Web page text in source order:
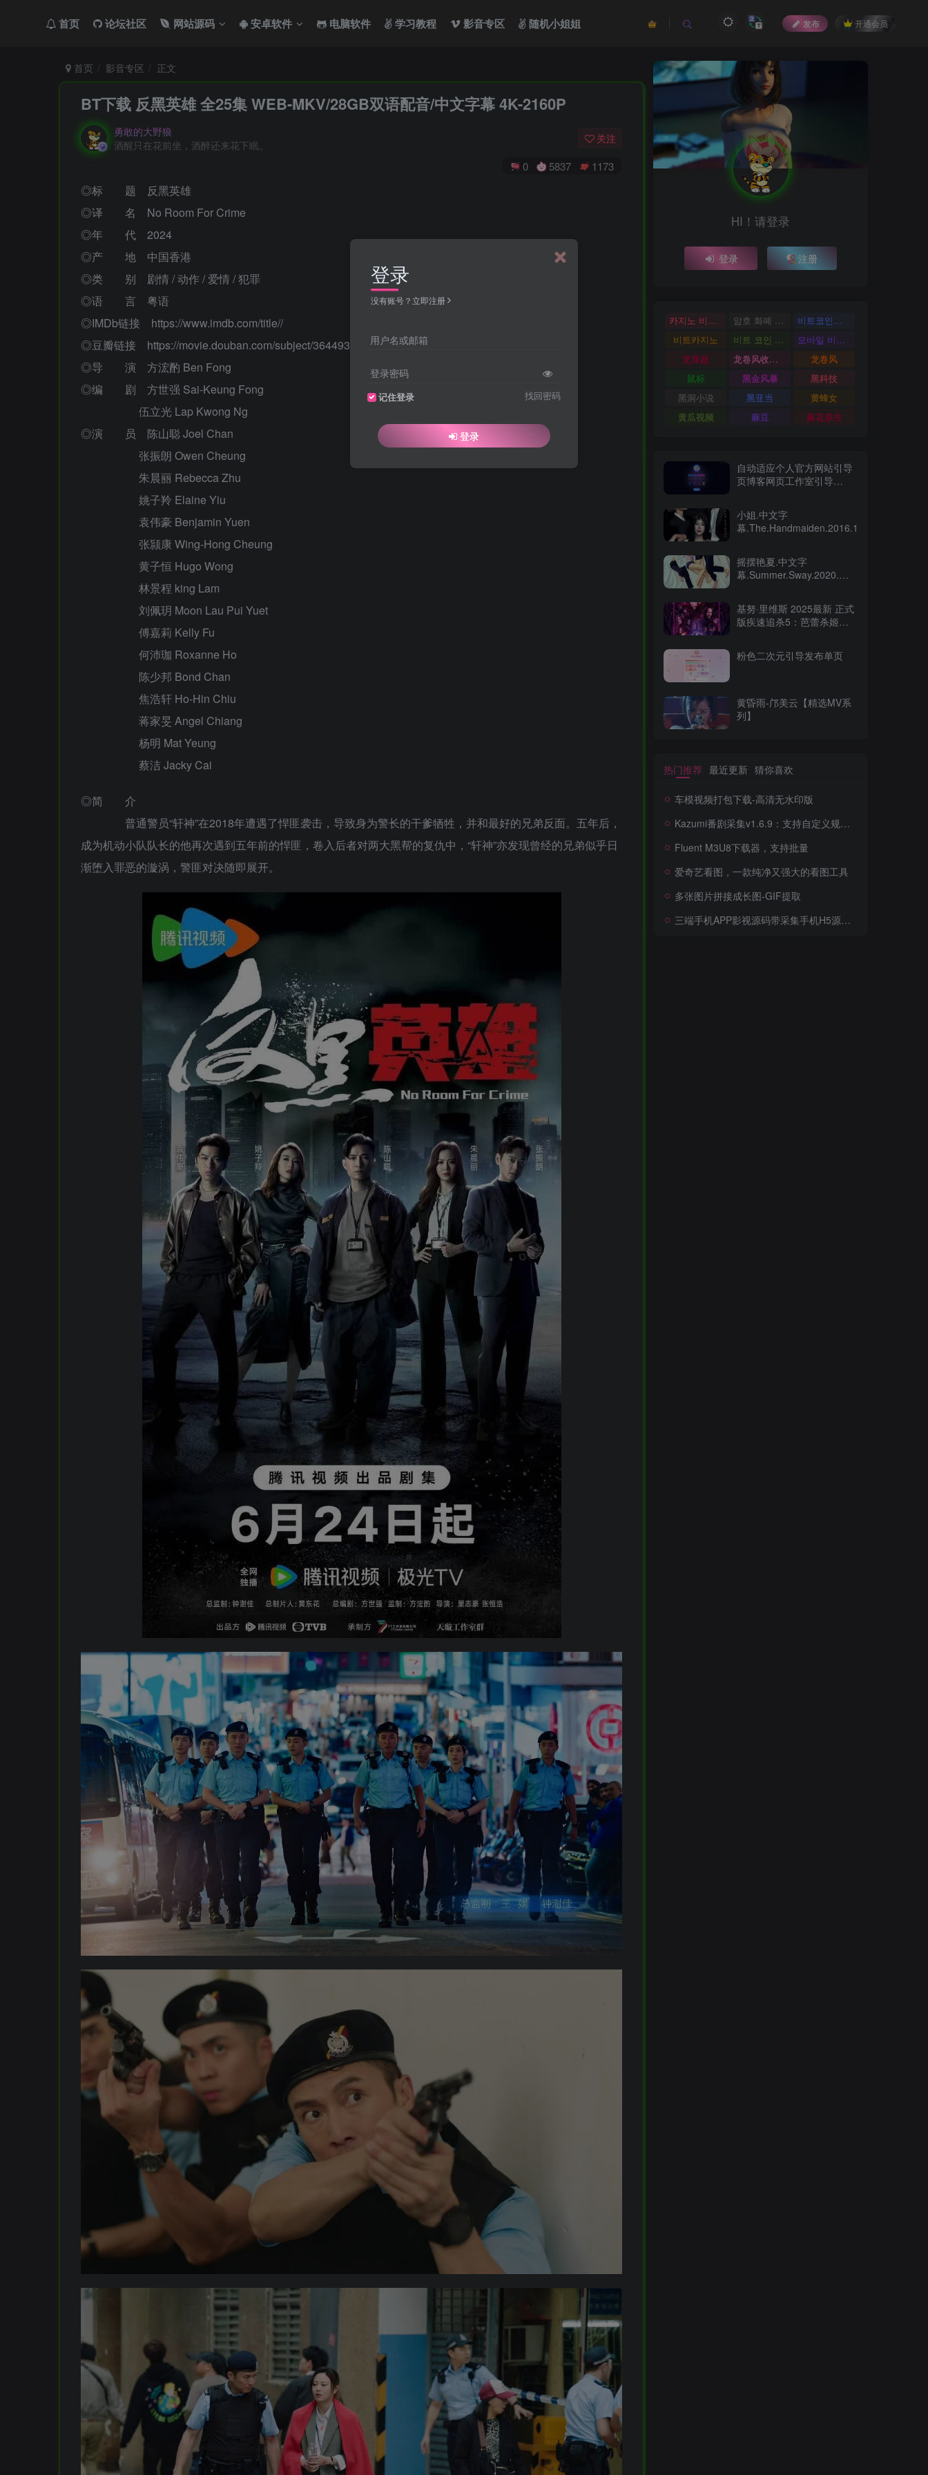
首页 论坛社区 网站源码 安卓软件 电脑软件 学习教程 影音专区 随机小姐姐 发布 开通会员
首页 影音专区 正文
BT下载 反黑英雄 全25集 WEB-MKV/28GB双语配音/中文字幕 4K-2160P
勇敢的大野狼
酒醒只在花前坐，酒醉还来花下眠。
关注
0 5837 1173
◎标 题 反黑英雄
◎译 名 No Room For Crime
◎年 代 2024
◎产 地 中国香港
◎类 别 剧情 / 动作 / 爱情 / 犯罪
◎语 言 粤语
◎IMDb链接 https://www.imdb.com/title//
◎豆瓣链接 https://movie.douban.com/subject/36449306/
◎导 演 方浤酌 Ben Fong
◎编 剧 方世强 Sai-Keung Fong
伍立光 Lap Kwong Ng
◎演 员 陈山聪 Joel Chan
张振朗 Owen Cheung
朱晨丽 Rebecca Zhu
姚子羚 Elaine Yiu
袁伟豪 Benjamin Yuen
张颕康 Wing-Hong Cheung
黄子恒 Hugo Wong
林景程 king Lam
刘佩玥 Moon Lau Pui Yuet
傅嘉莉 Kelly Fu
何沛珈 Roxanne Ho
陈少邦 Bond Chan
焦浩轩 Ho-Hin Chiu
蒋家旻 Angel Chiang
杨明 Mat Yeung
蔡洁 Jacky Cai
◎简 介
普通警员“轩神”在2018年遭遇了悍匪袭击，导致身为警长的干爹牺牲，并和最好的兄弟反面。五年后，
成为机动小队队长的他再次遇到五年前的悍匪，卷入后者对两大黑帮的复仇中，“轩神”亦发现曾经的兄弟似乎日
渐堕入罪恶的漩涡，警匪对决随即展开。
HI！请登录
登录 注册
카지노 비트코인 암호 화폐 카지노
비트코인카지노
비트카지노
비트 코인 온라인 카지노
모바일 비트 코인 카지노
龙珠超
龙卷风收音机
龙卷风
鼠标
黑金风暴
黑科技
黑洞小说
黑亚当
黄蜂女
黄瓜视频
麻豆 麻花原生
自动适应个人官方网站引导
页博客网页工作室引导
小姐.中文字
幕.The.Handmaiden.2016.1080p
摇摆艳夏.中文字
幕.Summer.Sway.2020.제
基努·里维斯 2025最新 正式
版疾速追杀5：芭蕾杀姬
粉色二次元引导发布单页
黄昏雨-邝美云【精选MV系
列】
热门推荐 最近更新 猜你喜欢
车模视频打包下载-高清无水印版
Kazumi番剧采集v1.6.9：支持自定义规则+在线观看+弹幕，跨平台下载
Fluent M3U8下载器，支持批量
爱奇艺看图，一款纯净又强大的看图工具
多张图片拼接成长图-GIF提取
三端手机APP影视源码带采集手机H5源码带VIP卡密功能
登录
没有账号？立即注册
用户名或邮箱
登录密码
记住登录 找回密码
登录